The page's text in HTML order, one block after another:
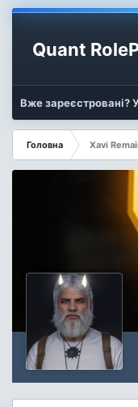
Quant
Вже зареєстровані?
Головна Xavi